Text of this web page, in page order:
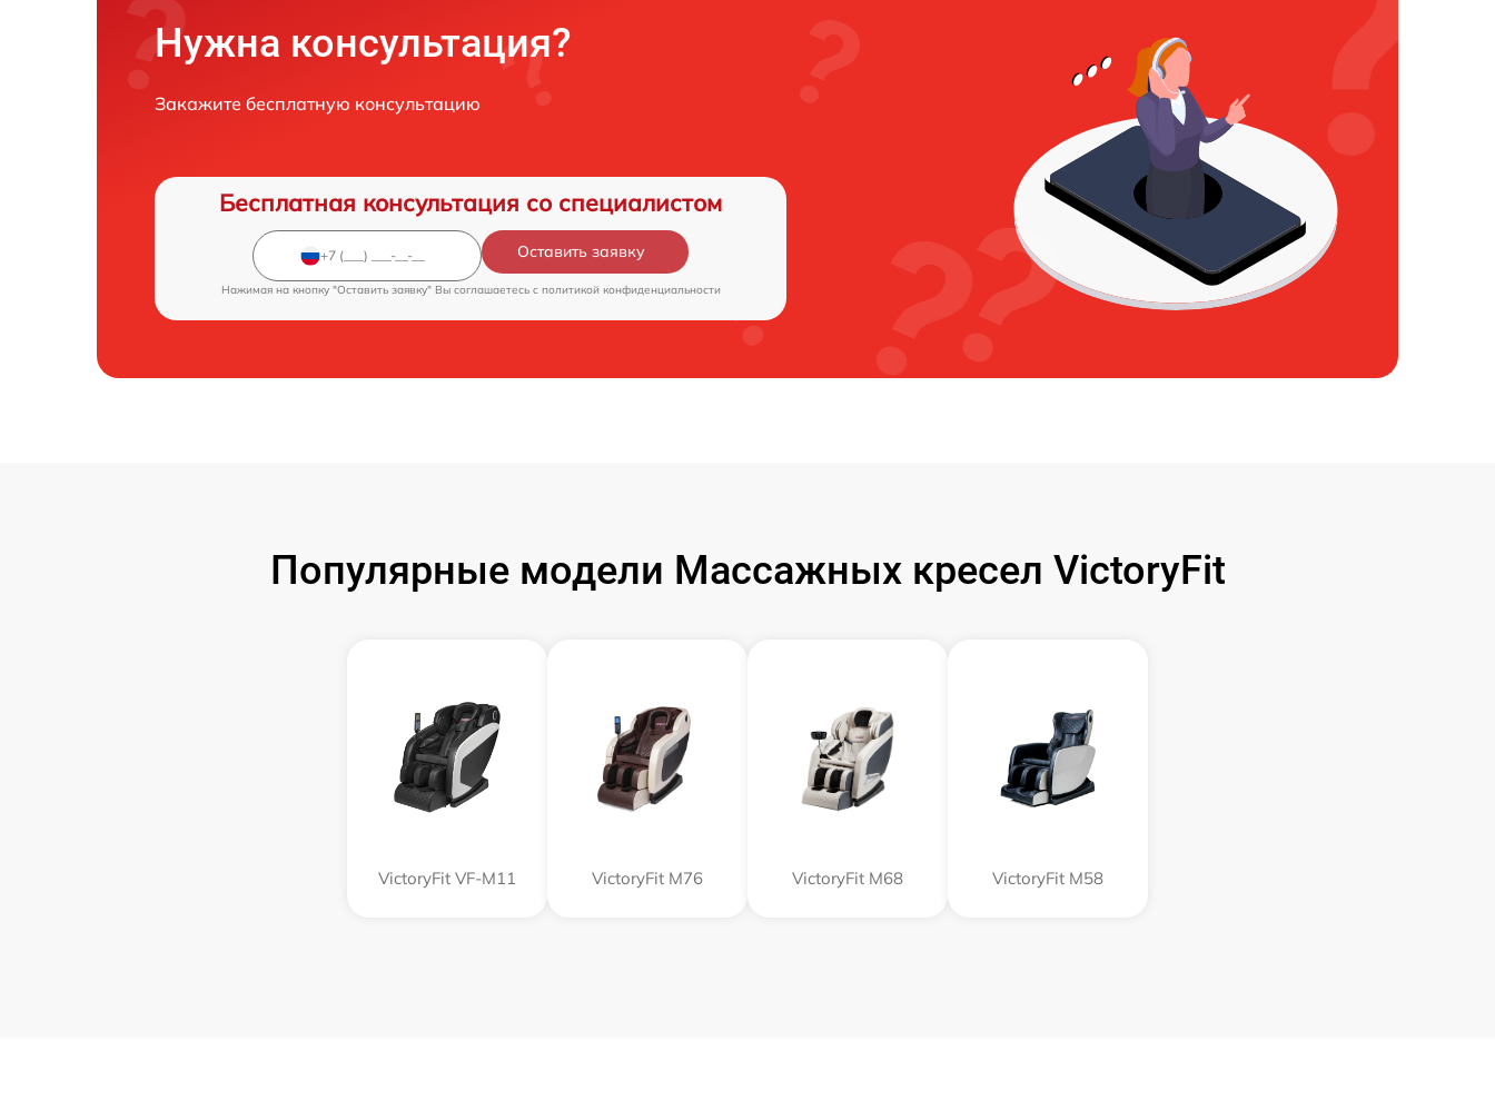
Нужна консультация?
Закажите бесплатную консультацию
Бесплатная консультация со специалистом
Оставить заявку
Нажимая на кнопку "Оставить заявку" Вы соглашаетесь c политикой конфиденциальности
Популярные модели Массажных кресел VictoryFit
VictoryFit VF-M11 VictoryFit M76 VictoryFit M68 VictoryFit M58